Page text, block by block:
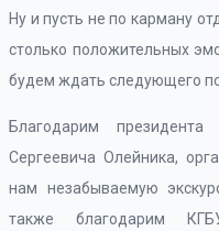
Ну и пусть не по карману
столько положительных
будем ждать следующего
Благодарим
Сергеевича Олейника,
нам незабываемую
также благодарим